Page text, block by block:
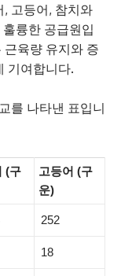
고등어, 참치와
륭한 공급원입
근육량 유지와 증
기여합니다.
를 나타낸 표입니
(구
고등어 (구
운)
252
18